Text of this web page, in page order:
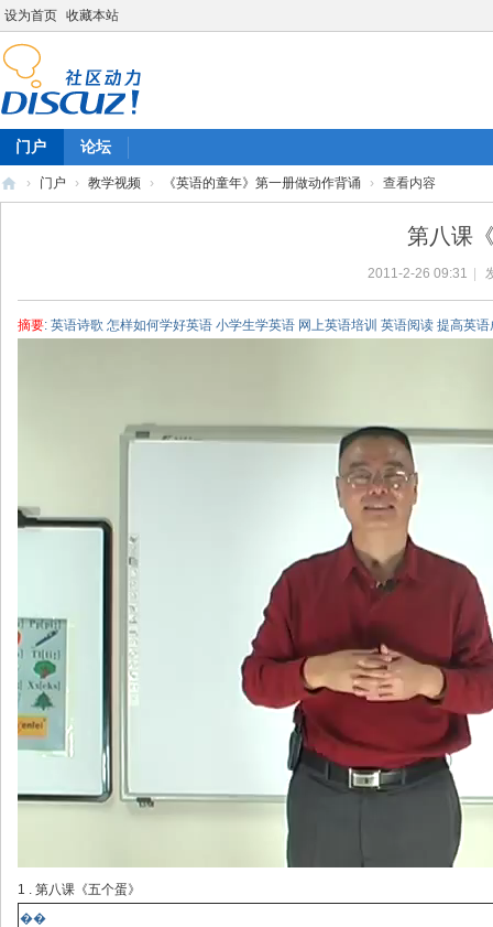
设为首页 收藏本站
门户 论坛
› 门户 › 教学视频 › 《英语的童年》第一册做动作背诵 › 查看内容
第八课
2011-2-26 09:31
摘要: 英语诗歌 怎样如何学好英语 小学生学英语 网上英语培训 英语阅读 提高英
1 . 第八课《五个蛋》
��